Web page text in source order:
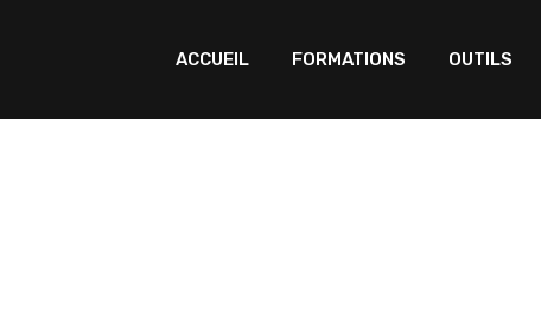
ACCUEIL FORMATIONS OUTILS